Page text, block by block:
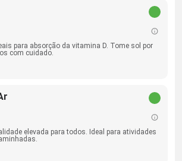
para absorção da vitamina D. Tome sol por
com cuidado.
elevada para todos. Ideal para atividades